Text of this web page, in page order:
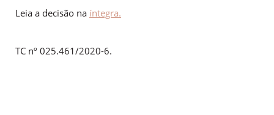
Leia a decisão na íntegra.
TC nº 025.461/2020-6.